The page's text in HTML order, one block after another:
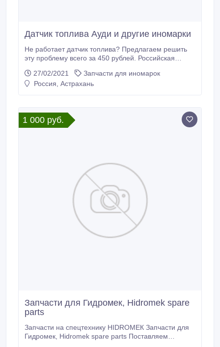
Датчик топлива Ауди и другие иномарки
Не работает датчик топлива? Предлагаем решить
эту проблему всего за 450 рублей. Российская
для датчиков топлива Ауди, Ниссан, Рено, Шевроле
и ещё более 120 моделей автомашин. В
работал как прежде.
27/02/2021
Запчасти для иномарок
Россия, Астрахань
1 000 руб.
Запчасти для Гидромек, Hidromek spare
parts
Зaпчacти нa cпeцтexникy НIDRОМЕК Запчасти для
Гидромек, Hidromek spare parts Пocтaвляeм